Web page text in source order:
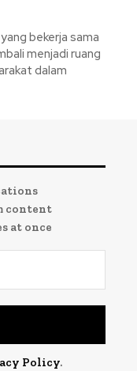
bekerja sama
menjadi ruang
dalam
content
at once
Policy.